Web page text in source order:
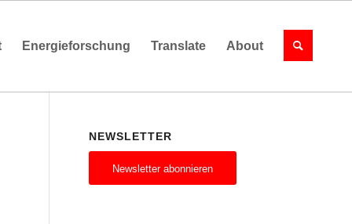
Energieforschung Translate About
NEWSLETTER
Newsletter abonnieren